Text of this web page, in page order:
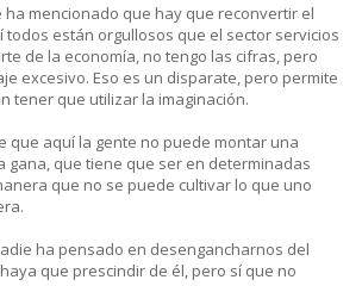
ha mencionado que hay que reconvertir el
todos están orgullosos que el sector servicios
de la economía, no tengo las cifras, pero
excesivo. Eso es un disparate, pero permite
tener que utilizar la imaginación.
que aquí la gente no puede montar una
gana, que tiene que ser en determinadas
que no se puede cultivar lo que uno
ha pensado en desengancharnos del
que prescindir de él, pero sí que no